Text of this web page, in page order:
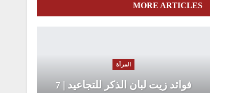
MORE ARTICLES
المرأة
فوائد زيت لبان الذكر للتجاعيد | 7